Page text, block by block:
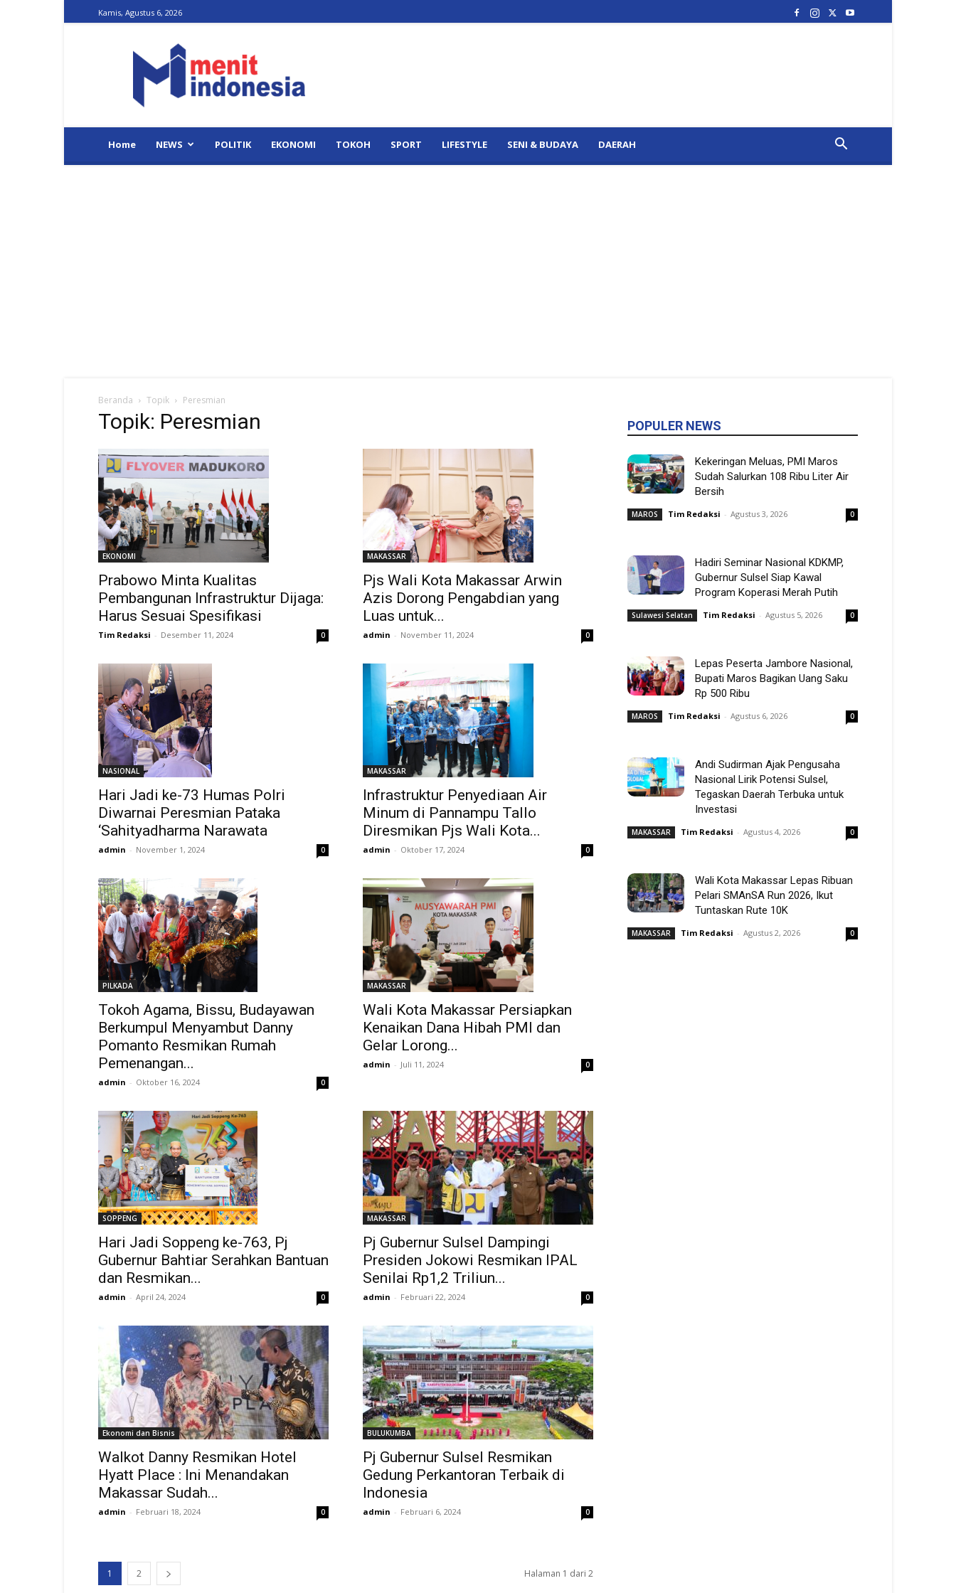
Kamis, Agustus 6, 2026
Indonesia
Home NEWS POLITIK EKONOMI TOKOH SPORT LIFESTYLE SENI & BUDAYA DAERAH
Beranda Topik Peresmian
Topik: Peresmian
EKONOMI
Prabowo Minta Kualitas
Pembangunan Infrastruktur Dijaga:
Harus Sesuai Spesifikasi
Tim Redaksi - Desember 11, 2024 0
MAKASSAR
Pjs Wali Kota Makassar Arwin
Azis Dorong Pengabdian yang
Luas untuk...
admin - November 11, 2024 0
NASIONAL
Hari Jadi ke-73 Humas Polri
Diwarnai Peresmian Pataka
‘Sahityadharma Narawata
admin - November 1, 2024 0
MAKASSAR
Infrastruktur Penyediaan Air
Minum di Pannampu Tallo
Diresmikan Pjs Wali Kota...
admin - Oktober 17, 2024 0
PILKADA
Tokoh Agama, Bissu, Budayawan
Berkumpul Menyambut Danny
Pomanto Resmikan Rumah
Pemenangan...
admin - Oktober 16, 2024 0
MAKASSAR
Wali Kota Makassar Persiapkan
Kenaikan Dana Hibah PMI dan
Gelar Lorong...
admin - Juli 11, 2024 0
SOPPENG
Hari Jadi Soppeng ke-763, Pj
Gubernur Bahtiar Serahkan Bantuan
dan Resmikan...
admin - April 24, 2024 0
MAKASSAR
Pj Gubernur Sulsel Dampingi
Presiden Jokowi Resmikan IPAL
Senilai Rp1,2 Triliun...
admin - Februari 22, 2024 0
Ekonomi dan Bisnis
Walkot Danny Resmikan Hotel
Hyatt Place : Ini Menandakan
Makassar Sudah...
admin - Februari 18, 2024 0
BULUKUMBA
Pj Gubernur Sulsel Resmikan
Gedung Perkantoran Terbaik di
Indonesia
admin - Februari 6, 2024 0
1 2 Halaman 1 dari 2
POPULER NEWS
Kekeringan Meluas, PMI Maros
Sudah Salurkan 108 Ribu Liter Air
Bersih
MAROS Tim Redaksi - Agustus 3, 2026 0
Hadiri Seminar Nasional KDKMP,
Gubernur Sulsel Siap Kawal
Program Koperasi Merah Putih
Sulawesi Selatan Tim Redaksi - Agustus 5, 2026 0
Lepas Peserta Jambore Nasional,
Bupati Maros Bagikan Uang Saku
Rp 500 Ribu
MAROS Tim Redaksi - Agustus 6, 2026 0
Andi Sudirman Ajak Pengusaha
Nasional Lirik Potensi Sulsel,
Tegaskan Daerah Terbuka untuk
Investasi
MAKASSAR Tim Redaksi - Agustus 4, 2026 0
Wali Kota Makassar Lepas Ribuan
Pelari SMAnSA Run 2026, Ikut
Tuntaskan Rute 10K
MAKASSAR Tim Redaksi - Agustus 2, 2026 0